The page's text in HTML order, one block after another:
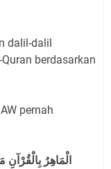
dalil-dalil
berdasarkan
pernah
الْمَاهِرُ بِالْقُرْآنِ